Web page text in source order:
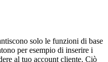
solo le funzioni di base
per esempio di inserire i
al tuo account cliente. Ciò